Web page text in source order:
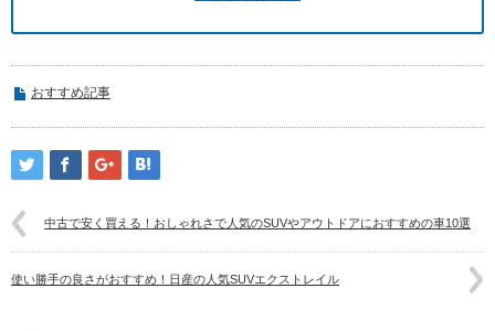
おすすめ記事
中古で安く買える！おしゃれさで人気のSUVやアウトドアにおすすめの車10選
使い勝手の良さがおすすめ！日産の人気SUVエクストレイル